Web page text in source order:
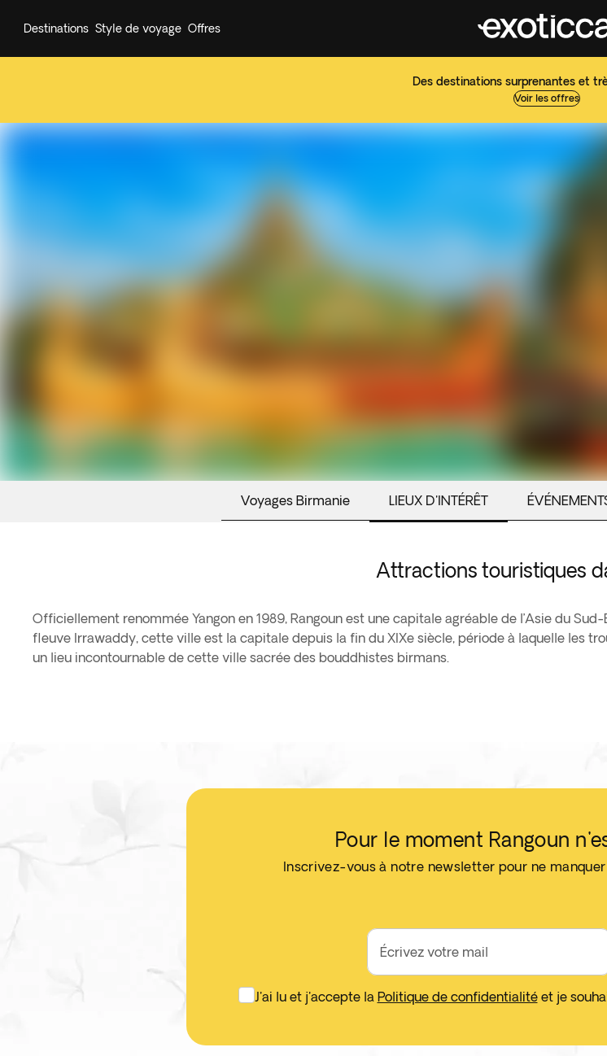
Des destinations surprenantes et
Voir les offres
Destinations Style de voyage Offres
Voyages Birmanie LIEUX D'INTÉRÊT
Attractions touristiques
Officiellement renommée Yangon en 1989, Rangoun est une capitale agréable de l’Asie du
fleuve Irrawaddy, cette ville est la capitale depuis la fin du XIXe siècle, période à laquelle les
un lieu incontournable de cette ville sacrée des bouddhistes birmans.
Pour le moment Rangoun
Inscrivez-vous à notre newsletter pour ne
Écrivez votre mail
J'ai lu et j'accepte la Politique de confidentialitéet je